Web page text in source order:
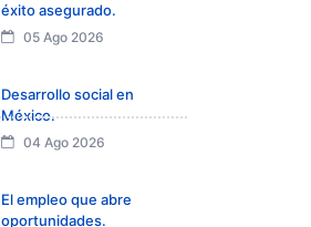
éxito asegurado.
05 Ago 2026
Desarrollo social en
México.
04 Ago 2026
El empleo que abre
oportunidades.